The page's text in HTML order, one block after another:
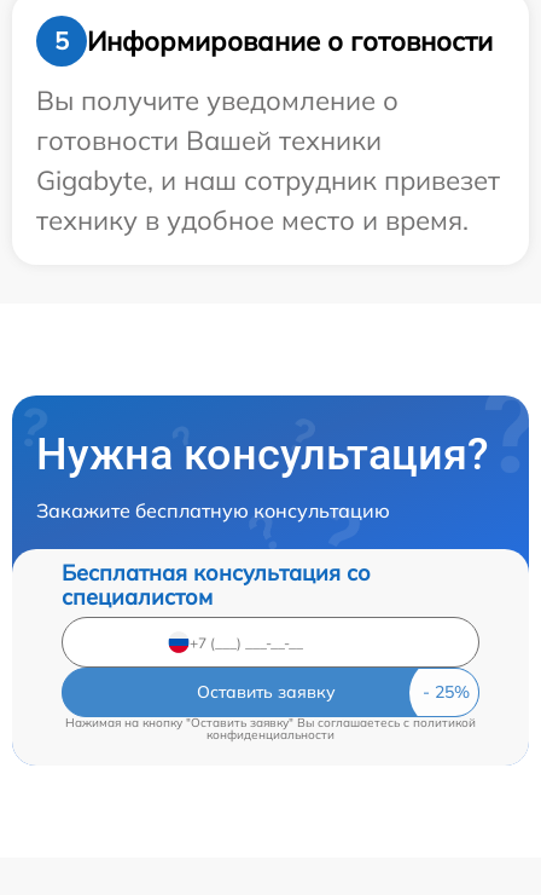
5
Информирование о готовности
Вы получите уведомление о
готовности Вашей техники
Gigabyte, и наш сотрудник привезет
технику в удобное место и время.
Нужна консультация?
Закажите бесплатную консультацию
Бесплатная консультация со
специалистом
Оставить заявку
Нажимая на кнопку "Оставить заявку" Вы соглашаетесь cполитикой
конфиденциальности